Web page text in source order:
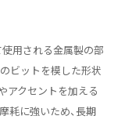
用される金属製の部
ビットを模した形状
アクセントを加える
耗に強いため、長期